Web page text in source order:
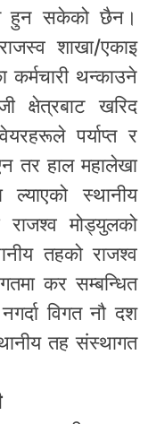
हुन सकेको छैन।
शाखा/एकाइ
कर्मचारी थन्काउने
क्षेत्रबाट खरिद
पर्याप्त र
तर हाल महालेखा
ल्याएको स्थानीय
राजश्व मोड्युलको
तहको राजश्व
कर सम्बन्धित
विगत नौ दश
तह संस्थागत